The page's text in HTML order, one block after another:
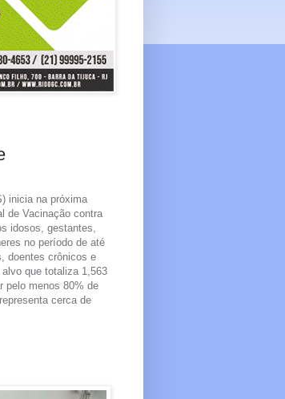
inicia na próxima
de Vacinação contra
idosos, gestantes,
no período de até
doentes crônicos e
que totaliza 1,563
pelo menos 80% de
cerca de